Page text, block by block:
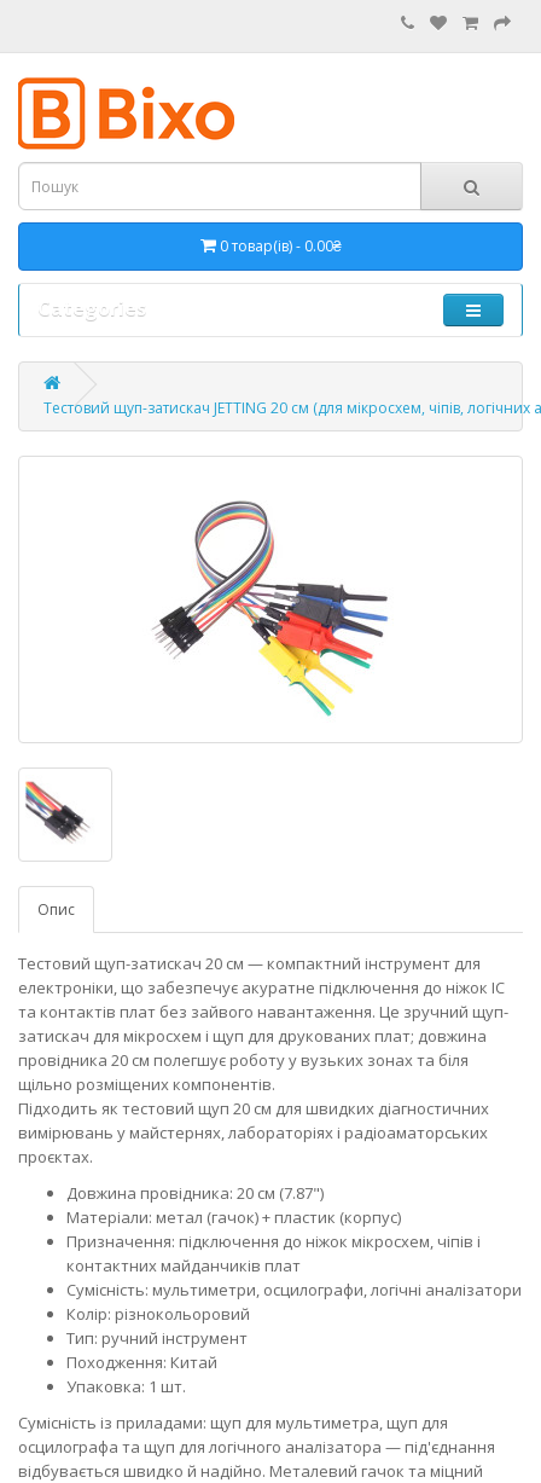
0 товар(ів) - 0.00₴
Categories
Тестовий щуп-затискач JETTING 20 см (для мікросхем, чіпів, логічних
Опис
Тестовий щуп-затискач 20 см — компактний інструмент для
електроніки, що забезпечує акуратне підключення до ніжок ІС
та контактів плат без зайвого навантаження. Це зручний щуп-
затискач для мікросхем і щуп для друкованих плат; довжина
провідника 20 см полегшує роботу у вузьких зонах та біля
щільно розміщених компонентів.
Підходить як тестовий щуп 20 см для швидких діагностичних
вимірювань у майстернях, лабораторіях і радіоаматорських
проєктах.
Довжина провідника: 20 см (7.87")
Матеріали: метал (гачок) + пластик (корпус)
Призначення: підключення до ніжок мікросхем, чіпів і
контактних майданчиків плат
Сумісність: мультиметри, осцилографи, логічні аналізатори
Колір: різнокольоровий
Тип: ручний інструмент
Походження: Китай
Упаковка: 1 шт.
Сумісність із приладами: щуп для мультиметра, щуп для
осцилографа та щуп для логічного аналізатора — під'єднання
відбувається швидко й надійно. Металевий гачок та міцний